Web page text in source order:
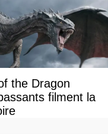
the Dragon
filment la